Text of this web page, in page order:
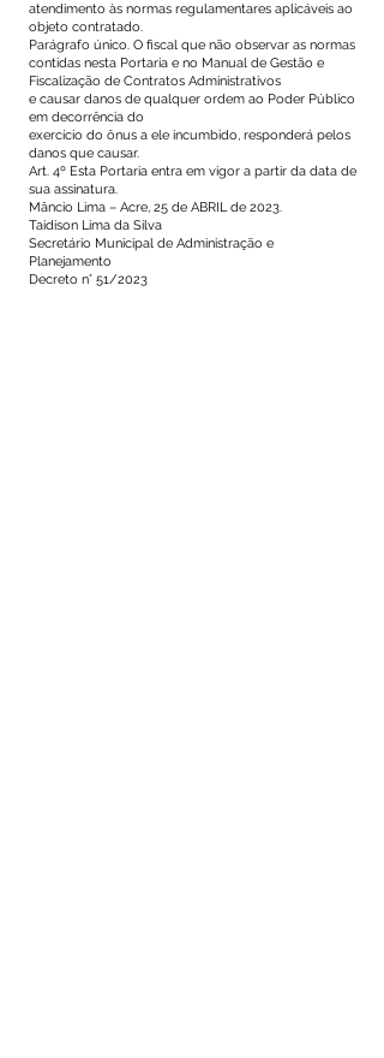
atendimento às normas regulamentares aplicáveis ao
objeto contratado.
Parágrafo único. O fiscal que não observar as normas
contidas nesta Portaria e no Manual de Gestão e
Fiscalização de Contratos Administrativos
e causar danos de qualquer ordem ao Poder Público
em decorrência do
exercício do ônus a ele incumbido, responderá pelos
danos que causar.
Art. 4º Esta Portaria entra em vigor a partir da data de
sua assinatura.
Mâncio Lima – Acre, 25 de ABRIL de 2023.
Taidison Lima da Silva
Secretário Municipal de Administração e
Planejamento
Decreto n° 51/2023